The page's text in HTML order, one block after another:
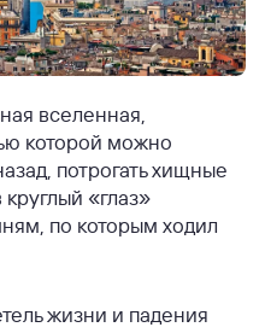
вселенная,
которой можно
потрогать хищные
«глаз»
по которым ходил
жизни и падения